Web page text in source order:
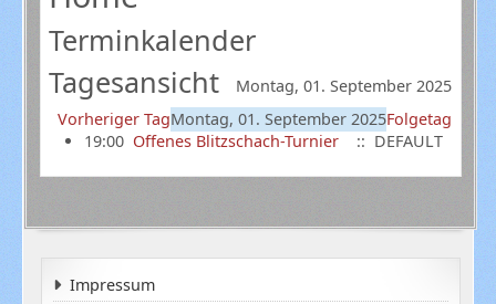
Terminkalender
Tagesansicht
Montag, 01. September 2025
Vorheriger TagMontag, 01. September 2025Folgetag
19:00 Offenes Blitzschach-Turnier :: DEFAULT
Impressum